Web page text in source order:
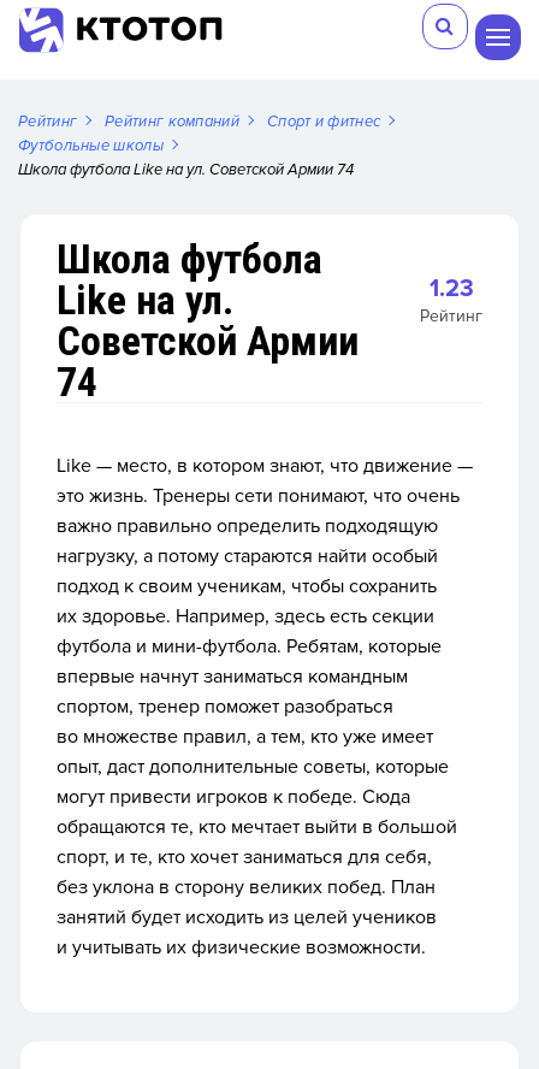
Рейтинг Рейтинг компаний
Спорт и фитнес
Футбольные школы
Школа футбола Like на ул. Советской Армии 74
Школа футбола
Like на ул.
Советской Армии
74
1.23
Рейтинг
Like — место, в котором знают, что движение —
это жизнь. Тренеры сети понимают, что очень
важно правильно определить подходящую
нагрузку, а потому стараются найти особый
подход к своим ученикам, чтобы сохранить
их здоровье. Например, здесь есть секции
футбола и мини-футбола. Ребятам, которые
впервые начнут заниматься командным
спортом, тренер поможет разобраться
во множестве правил, а тем, кто уже имеет
опыт, даст дополнительные советы, которые
могут привести игроков к победе. Сюда
обращаются те, кто мечтает выйти в большой
спорт, и те, кто хочет заниматься для себя,
без уклона в сторону великих побед. План
занятий будет исходить из целей учеников
и учитывать их физические возможности.